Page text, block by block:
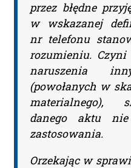
NIP:
Adres firmy:
Kod Pocztowy:
przez błędne
w wskazanej
nr telefonu
rozumieniu.
naruszenia
(powołanych w
materialnego),
danego aktu
zastosowania.
Orzekając w